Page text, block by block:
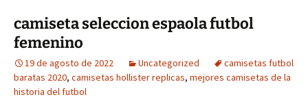
camiseta seleccion espaola futbol
femenino
19 de agosto de 2022 Uncategorized
camisetas futbol
baratas 2020, camisetas hollister replicas, mejores camisetas de la
historia del futbol